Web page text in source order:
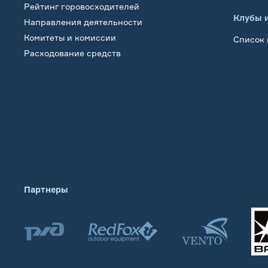
Рейтинг горовосходителей
Направления деятельности
Комитеты и комиссии
Расходование средств
Клубы
Список
Партнеры